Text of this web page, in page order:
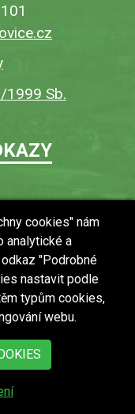
1999 Sb.
(GDPR)
v obci
cookies" nám
analytické a
"Podrobné
nastavit podle
typům cookies,
webu.